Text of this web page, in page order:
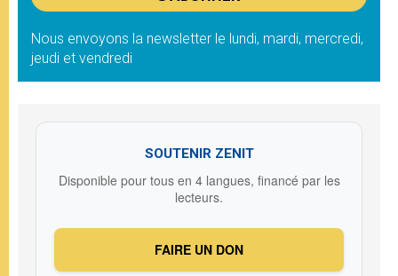
Nous envoyons la newsletter le lundi, mardi, mercredi,
jeudi et vendredi
SOUTENIR ZENIT
Disponible pour tous en 4 langues, financé par les
lecteurs.
FAIRE UN DON